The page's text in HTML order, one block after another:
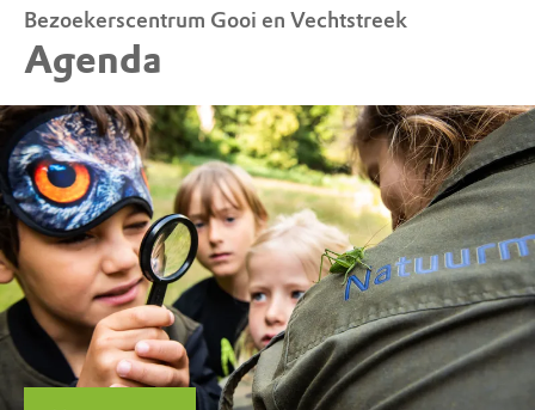
Bezoekerscentrum Gooi en Vechtstreek
Agenda